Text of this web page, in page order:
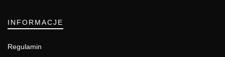
INFORMACJE
Regulamin